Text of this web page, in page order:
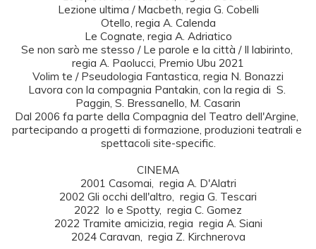
Lezione ultima / Macbeth, regia G. Cobelli
Otello, regia A. Calenda
Le Cognate, regia A. Adriatico
Se non sarò me stesso / Le parole e la città / Il labirinto,
regia A. Paolucci, Premio Ubu 2021
Volim te / Pseudologia Fantastica, regia N. Bonazzi
Lavora con la compagnia Pantakin, con la regia di  S.
Paggin, S. Bressanello, M. Casarin
Dal 2006 fa parte della Compagnia del Teatro dell'Argine,
partecipando a progetti di formazione, produzioni teatrali e
spettacoli site-specific.
CINEMA
2001 Casomai,  regia A. D'Alatri
2002 Gli occhi dell'altro,  regia G. Tescari
2022  Io e Spotty,  regia C. Gomez
2022 Tramite amicizia, regia  regia A. Siani
2024 Caravan,  regia Z. Kirchnerova